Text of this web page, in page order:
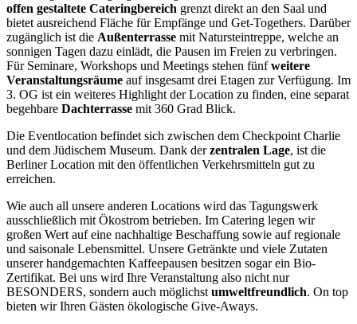
offen gestaltete Cateringbereich grenzt direkt an den Saal und
bietet ausreichend Fläche für Empfänge und Get-Togethers. Darüber
zugänglich ist die Außenterrasse mit Natursteintreppe, welche an
sonnigen Tagen dazu einlädt, die Pausen im Freien zu verbringen.
Für Seminare, Workshops und Meetings stehen fünfweitere
Veranstaltungsräume auf insgesamt drei Etagen zur Verfügung. Im
3. OG ist ein weiteres Highlight der Location zu finden, eine separat
begehbare Dachterrasse mit 360 Grad Blick.
Die Eventlocation befindet sich zwischen dem Checkpoint Charlie
und dem Jüdischem Museum. Dank derzentralen Lage, ist die
Berliner Location mit den öffentlichen Verkehrsmitteln gut zu
erreichen.
Wie auch all unsere anderen Locations wird das Tagungswerk
ausschließlich mit Ökostrom betrieben. Im Catering legen wir
großen Wert auf eine nachhaltige Beschaffung sowie auf regionale
und saisonale Lebensmittel. Unsere Getränkte und viele Zutaten
unserer handgemachten Kaffeepausen besitzen sogar ein Bio-
Zertifikat. Bei uns wird Ihre Veranstaltung also nicht nur
BESONDERS, sondern auch möglichst umweltfreundlich. On top
bieten wir Ihren Gästen ökologische Give-Aways.